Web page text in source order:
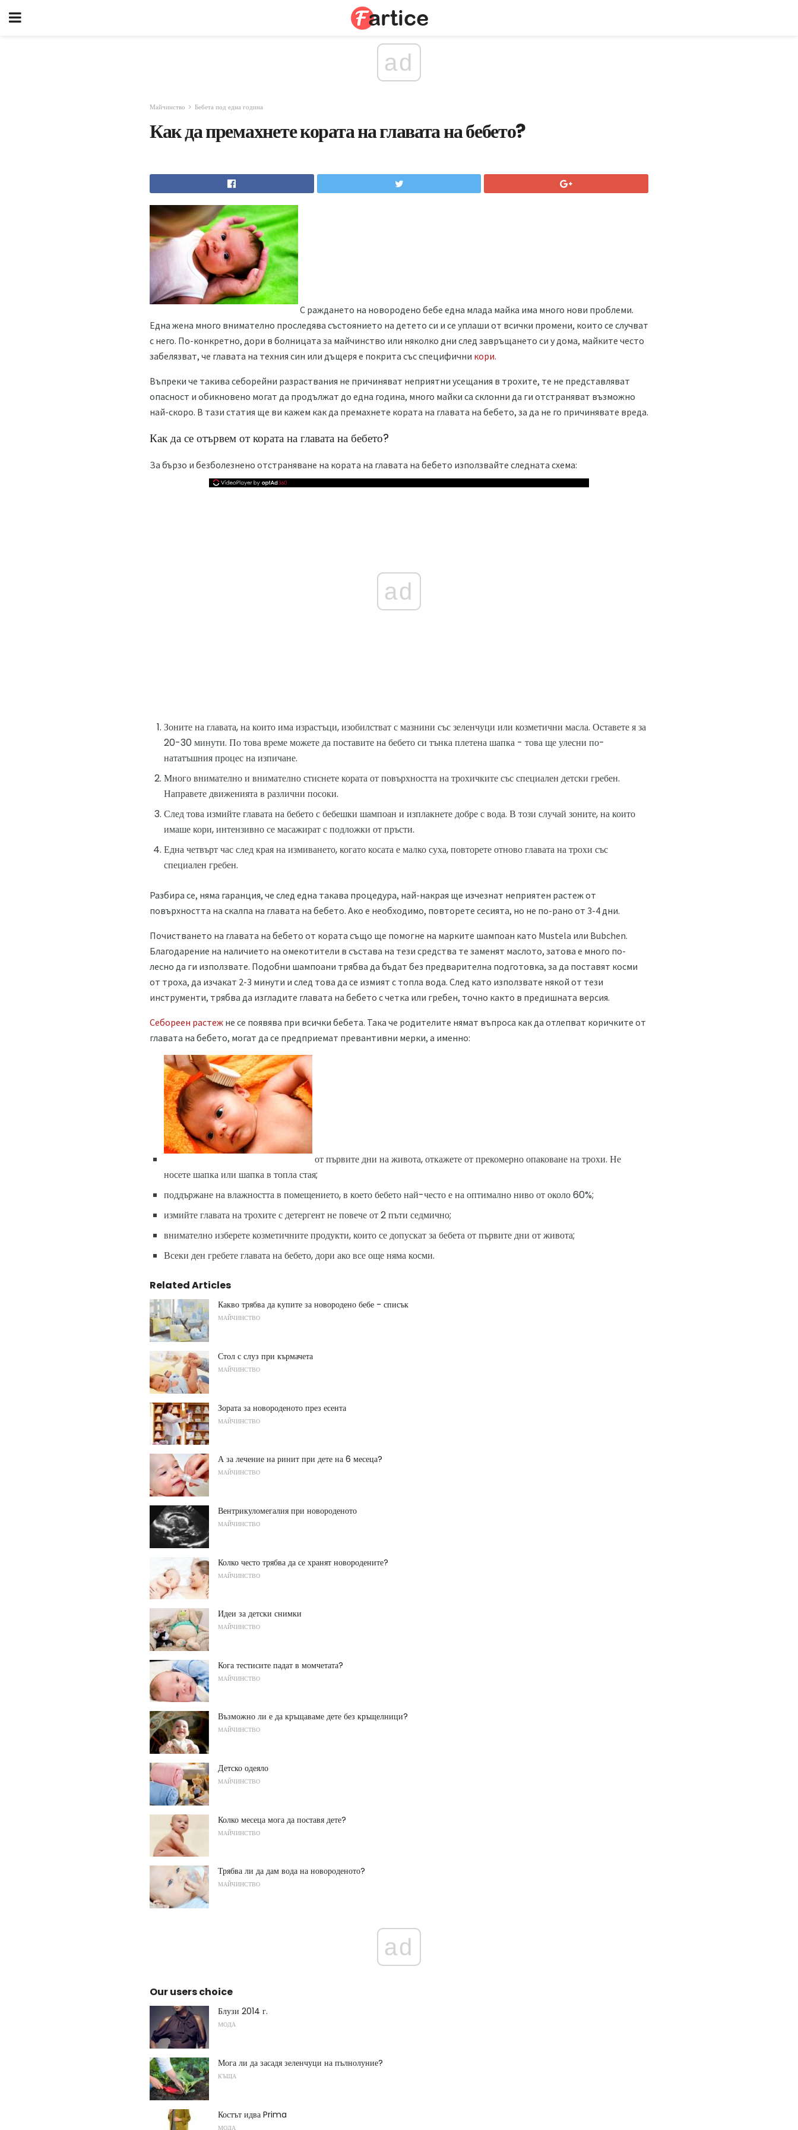
ad
Майчинство Бебета под една година
Как да премахнете кората на главата на бебето?
С раждането на новородено бебе една млада майка има много нови проблеми.
Една жена много внимателно проследява състоянието на детето си и се уплаши от всички промени, които се случват
с него. По-конкретно, дори в болницата за майчинство или няколко дни след завръщането си у дома, майките често
забелязват, че главата на техния син или дъщеря е покрита със специфични кори.
Въпреки че такива себорейни разраствания не причиняват неприятни усещания в трохите, те не представляват
опасност и обикновено могат да продължат до една година, много майки са склонни да ги отстраняват възможно
най-скоро. В тази статия ще ви кажем как да премахнете кората на главата на бебето, за да не го причинявате вреда.
Как да се отървем от кората на главата на бебето?
За бързо и безболезнено отстраняване на кората на главата на бебето използвайте следната схема:
ad
Зоните на главата, на които има израстъци, изобилстват с мазнини със зеленчуци или козметични масла. Оставете я за
20-30 минути. По това време можете да поставите на бебето си тънка плетена шапка - това ще улесни по-
нататъшния процес на изпичане.
Много внимателно и внимателно стиснете кората от повърхността на трохичките със специален детски гребен.
Направете движенията в различни посоки.
След това измийте главата на бебето с бебешки шампоан и изплакнете добре с вода. В този случай зоните, на които
имаше кори, интензивно се масажират с подложки от пръсти.
Една четвърт час след края на измиването, когато косата е малко суха, повторете отново главата на трохи със
специален гребен.
Разбира се, няма гаранция, че след една такава процедура, най-накрая ще изчезнат неприятен растеж от
повърхността на скалпа на главата на бебето. Ако е необходимо, повторете сесията, но не по-рано от 3-4 дни.
Почистването на главата на бебето от кората също ще помогне на марките шампоан като Mustela или Bubchen.
Благодарение на наличието на омекотители в състава на тези средства те заменят маслото, затова е много по-
лесно да ги използвате. Подобни шампоани трябва да бъдат без предварителна подготовка, за да поставят косми
от троха, да изчакат 2-3 минути и след това да се измият с топла вода. След като използвате някой от тези
инструменти, трябва да изгладите главата на бебето с четка или гребен, точно както в предишната версия.
Себореен растеж не се появява при всички бебета. Така че родителите нямат въпроса как да отлепват коричките от
главата на бебето, могат да се предприемат превантивни мерки, а именно:
от първите дни на живота, откажете от прекомерно опаковане на трохи. Не
носете шапка или шапка в топла стая;
поддържане на влажността в помещението, в което бебето най-често е на оптимално ниво от около 60%;
измийте главата на трохите с детергент не повече от 2 пъти седмично;
внимателно изберете козметичните продукти, които се допускат за бебета от първите дни от живота;
Всеки ден гребете главата на бебето, дори ако все още няма косми.
Related Articles
Какво трябва да купите за новородено бебе - списък
МАЙЧИНСТВО
Стол с слуз при кърмачета
МАЙЧИНСТВО
Зората за новороденото през есента
МАЙЧИНСТВО
А за лечение на ринит при дете на 6 месеца?
МАЙЧИНСТВО
Вентрикуломегалия при новороденото
МАЙЧИНСТВО
Колко често трябва да се хранят новородените?
МАЙЧИНСТВО
Идеи за детски снимки
МАЙЧИНСТВО
Кога тестисите падат в момчетата?
МАЙЧИНСТВО
Възможно ли е да кръщаваме дете без кръщелници?
МАЙЧИНСТВО
Детско одеяло
МАЙЧИНСТВО
Колко месеца мога да поставя дете?
МАЙЧИНСТВО
Трябва ли да дам вода на новороденото?
МАЙЧИНСТВО
ad
Our users choice
Блузи 2014 г.
МОДА
Мога ли да засадя зеленчуци на пълнолуние?
КЪЩА
Костът идва Prima
МОДА